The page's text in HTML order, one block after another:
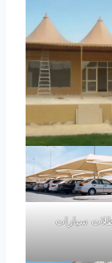
سيارات